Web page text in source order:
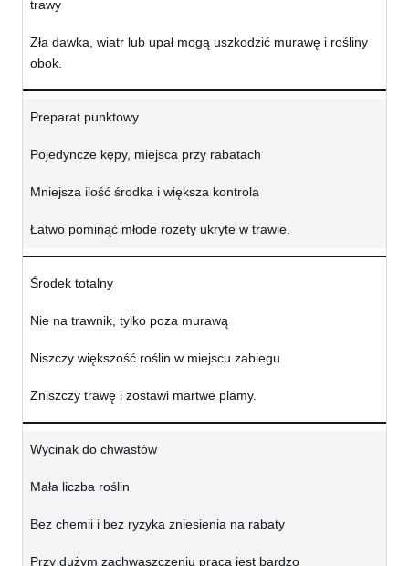
trawy
Zła dawka, wiatr lub upał mogą uszkodzić murawę i rośliny
obok.
Preparat punktowy
Pojedyncze kępy, miejsca przy rabatach
Mniejsza ilość środka i większa kontrola
Łatwo pominąć młode rozety ukryte w trawie.
Środek totalny
Nie na trawnik, tylko poza murawą
Niszczy większość roślin w miejscu zabiegu
Zniszczy trawę i zostawi martwe plamy.
Wycinak do chwastów
Mała liczba roślin
Bez chemii i bez ryzyka zniesienia na rabaty
Przy dużym zachwaszczeniu praca jest bardzo